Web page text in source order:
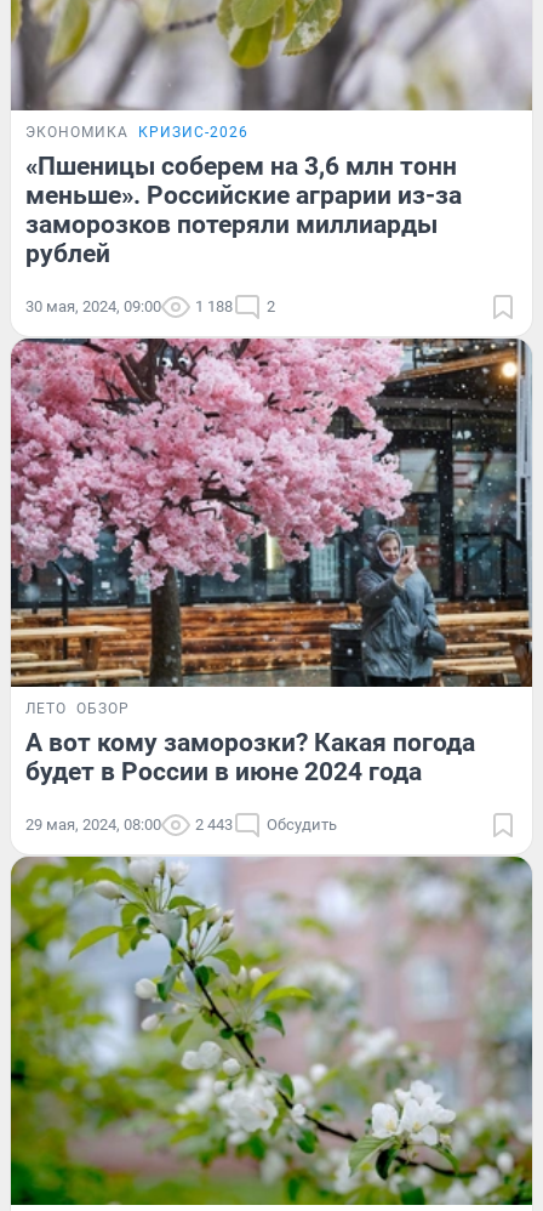
ЭКОНОМИКА КРИЗИС-2026
«Пшеницы соберем на 3,6 млн тонн
меньше». Российские аграрии из-за
заморозков потеряли миллиарды
рублей
30 мая, 2024, 09:00 1 188 2
ЛЕТО ОБЗОР
А вот кому заморозки? Какая погода
будет в России в июне 2024 года
29 мая, 2024, 08:00 2 443 Обсудить